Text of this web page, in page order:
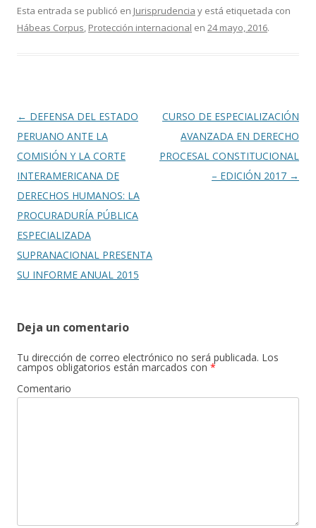
e
b
k
itt
er
m
p
r
Esta entrada se publicó en Jurisprudencia y está etiquetada con
Hábeas Corpus, Protección internacional en 24 mayo, 2016.
Navegación
de
entradas
← DEFENSA DEL ESTADO
PERUANO ANTE LA
COMISIÓN Y LA CORTE
INTERAMERICANA DE
DERECHOS HUMANOS: LA
PROCURADURÍA PÚBLICA
ESPECIALIZADA
SUPRANACIONAL PRESENTA
SU INFORME ANUAL 2015
CURSO DE ESPECIALIZACIÓN
AVANZADA EN DERECHO
PROCESAL CONSTITUCIONAL
– EDICIÓN 2017 →
Deja un comentario
Tu dirección de correo electrónico no será publicada. Los
campos obligatorios están marcados con *
Comentario